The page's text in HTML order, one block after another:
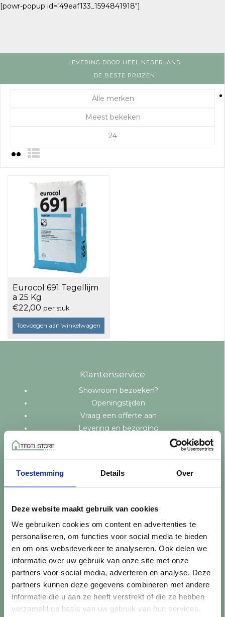
Toestemming Details Over
Deze website maakt gebruik van cookies
We gebruiken cookies om content en advertenties te
personaliseren, om functies voor social media te bieden
en om ons websiteverkeer te analyseren. Ook delen we
informatie over uw gebruik van onze site met onze
partners voor social media, adverteren en analyse. Deze
partners kunnen deze gegevens combineren met andere
informatie die u aan ze heeft verstrekt of die ze hebben
verzameld op basis van uw gebruik van hun services.
[powr-popup id="49eaf133_1594841918"]
LEVERING DOOR HEEL NEDERLAND
DE BESTE PRIJZEN
Alle merken
Meest bekeken
24
Eurocol 691 Tegellijm
a 25 Kg
€22,00 per stuk
Toevoegen aan winkelwagen
Klantenservice
Showroom bezoeken?
Openingstijden
Vraag een offerte aan
Levering en bezorging
Snijverlies
Klantenservice
Veelgestelde vragen
Over TegelStore.nl
Contact
Algemene voorwaarden
Privacy Policy